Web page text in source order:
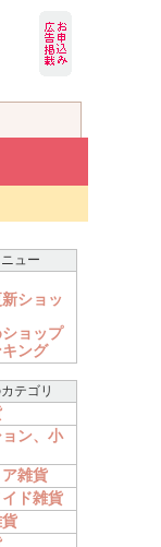
ュー
ショッ
ョップ
ング
テゴリ
ン、小
雑貨
ド雑貨